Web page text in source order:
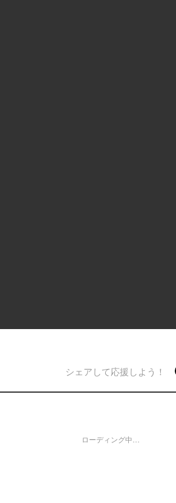
シェアして応援しよう！
ローディング中…